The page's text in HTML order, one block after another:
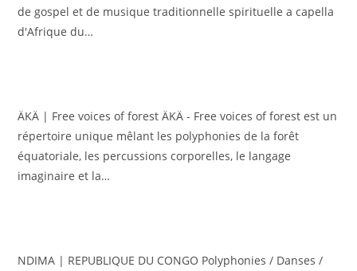
de gospel et de musique traditionnelle spirituelle a capella
d'Afrique du…
ÄKÄ | Free voices of forest ÄKÄ - Free voices of forest est un
répertoire unique mêlant les polyphonies de la forêt
équatoriale, les percussions corporelles, le langage
imaginaire et la…
NDIMA | REPUBLIQUE DU CONGO Polyphonies / Danses /